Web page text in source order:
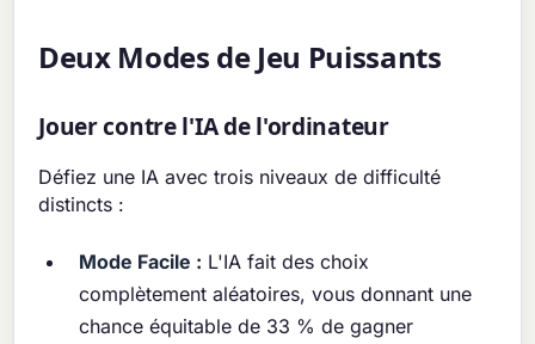
Deux Modes de Jeu Puissants
Jouer contre l'IA de l'ordinateur
Défiez une IA avec trois niveaux de difficulté
distincts :
Mode Facile : L'IA fait des choix
complètement aléatoires, vous donnant une
chance équitable de 33 % de gagner